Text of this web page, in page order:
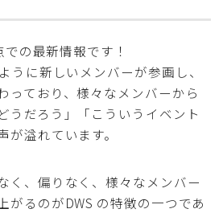
の最新情報です！
うに新しいメンバーが参画し、
っており、様々なメンバーから
うだろう」「こういうイベント
が溢れています。
く、偏りなく、様々なメンバー
がるのがDWS の特徴の一つであ